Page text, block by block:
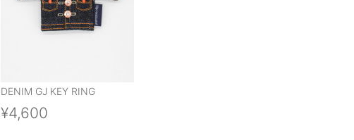
DENIM GJ KEY RING
¥4,600